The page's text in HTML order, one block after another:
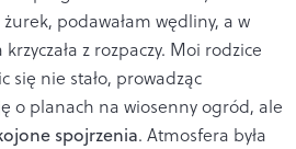
żurek, podawałam wędliny, a w
z rozpaczy. Moi rodzice
się nie stało, prowadząc
o planach na wiosenny ogród, ale
spojrzenia. Atmosfera była